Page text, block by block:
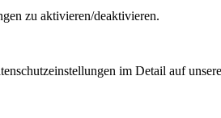
zu aktivieren/deaktivieren.
im Detail auf